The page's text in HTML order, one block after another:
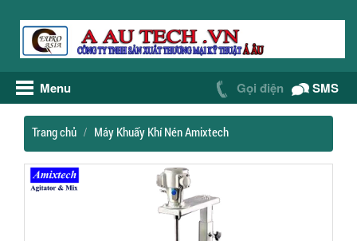
Menu Gọi điện SMS
Trang chủ Máy Khuấy Khí Nén Amixtech